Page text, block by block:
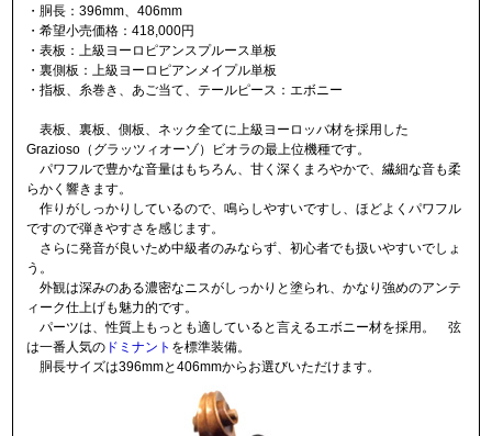
・胴長：396mm、406mm
・希望小売価格：418,000円
・表板：上級ヨーロピアンスプルース単板
・裏側板：上級ヨーロピアンメイプル単板
・指板、糸巻き、あご当て、テールピース：エボニー
表板、裏板、側板、ネック全てに上級ヨーロッバ材を採用した
Grazioso（グラッツィオーゾ）ビオラの最上位機種です。
パワフルで豊かな音量はもちろん、甘く深くまろやかで、繊細な音も柔
らかく響きます。
作りがしっかりしているので、鳴らしやすいですし、ほどよくパワフル
ですので弾きやすさを感じます。
さらに発音が良いため中級者のみならず、初心者でも扱いやすいでしょ
う。
外観は深みのある濃密なニスがしっかりと塗られ、かなり強めのアンテ
ィーク仕上げも魅力的です。
パーツは、性質上もっとも適していると言えるエボニー材を採用。 弦
は一番人気の ドミナント を標準装備。
胴長サイズは396mmと406mmからお選びいただけます。